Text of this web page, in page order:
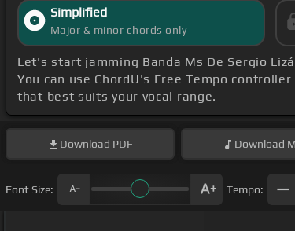
Simplified
Major & minor chords only
Let's start jamming Banda Ms De Sergio
You can use ChordU's Free Tempo
that best suits your vocal range.
Download PDF Download
Font Size: Tempo: